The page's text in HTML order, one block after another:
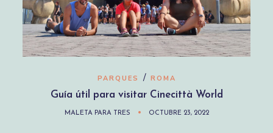
PARQUES / ROMA
Guía útil para visitar Cinecittà World
MALETA PARA TRES OCTUBRE 23, 2022